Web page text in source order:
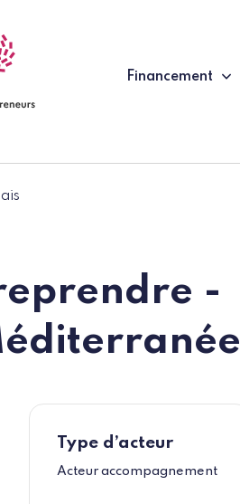
Financement
-
Type d’acteur
Acteur accompagnement